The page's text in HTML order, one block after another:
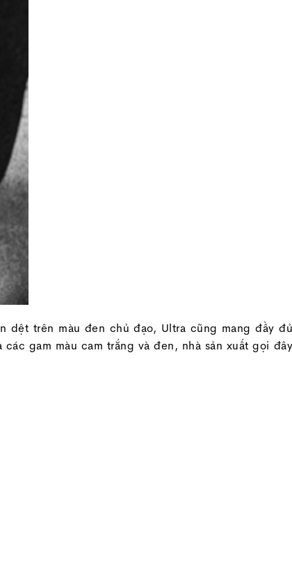
dệt trên màu đen chủ đạo, Ultra cũng mang đầy
gam màu cam trắng và đen, nhà sản xuất gọi